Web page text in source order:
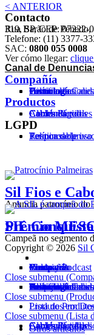
< ANTERIOR
Contacto
Rua Barão de Penedo,
319, SP, CEP: 07222-
Telefone: (11) 3377-
SAC: 0800 055 0008
Ver cómo llegar:
Canal de
Compañía
Historial
Tecnología
Certificados
Homologaciones
Política de
Productos
Cables Flexibles
Cordón
Cables Rígidos
Alambres
Cables de red
LGPD
Política de
Terminos de uso
Responsable
Sil Fios e
Anuncia patrocínio do
SIL
Prêmio
Campeã no segmento
Copyright © 2026 Sil
Compañía
Productos
Campanãs
Video y Podcast
News
Electricista
Ventas
Contacto
Close submenu
Historial
Tecnología
Certificados
Homologaciones
Política de
Premios
Sostenibilidad
Alianzas
Trabaje con
Close submenu
Lista de
Produtos em
Close submenu (Lista
Cables Flexibles
Cordón
Cables Rígidos
Alambres /
Cables de red
Otros artículos